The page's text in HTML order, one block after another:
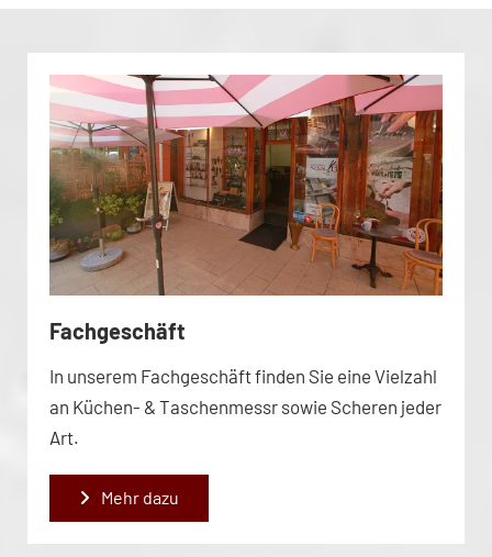
Fachgeschäft
In unserem Fachgeschäft finden Sie eine Vielzahl
an Küchen- & Taschenmessr sowie Scheren jeder
Art.
Mehr dazu